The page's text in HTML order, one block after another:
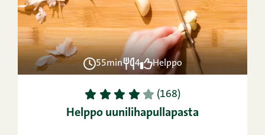
55min 4 Helppo
1 2 3 4 5 (168)
Helppo uunilihapullapasta